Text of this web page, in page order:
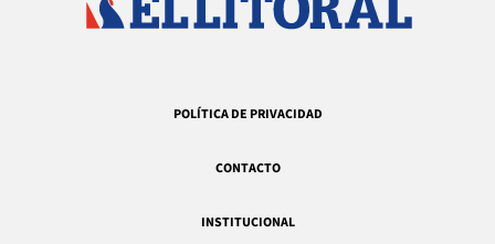
POLÍTICA DE PRIVACIDAD
CONTACTO
INSTITUCIONAL